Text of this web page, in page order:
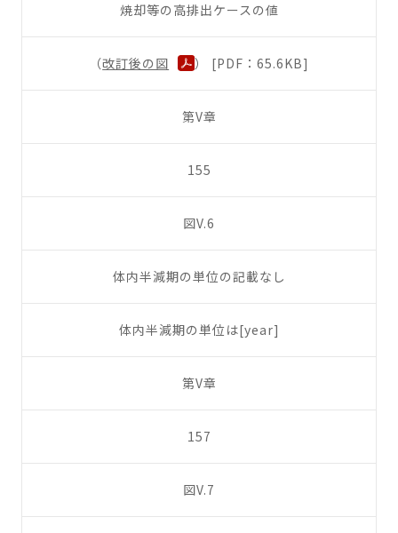
焼却等の高排出ケースの値
（改訂後の図 ） [PDF：65.6KB]
第V章
155
図V.6
体内半減期の単位の記載なし
体内半減期の単位は[year]
第V章
157
図V.7